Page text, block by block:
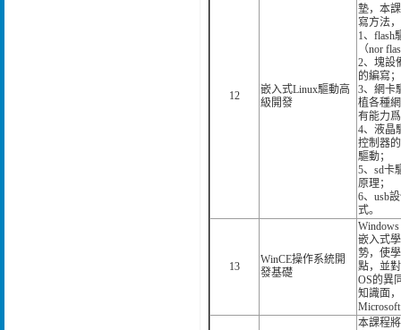
12
嵌入式Linux驅動高
級開發
墊，本
寫方法
1、flash
（nor
2、塊設
的編寫；
3、網卡
植各種
有能力
4、液晶
控制器
驅動；
5、sd卡
原理；
6、usb
式。
13
WinCE操作系統開
發基礎
嵌入式
勢，使
點，並
OS的異
知識面
本課程